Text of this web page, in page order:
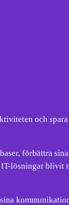
och
förbättra sina
IT-lösningar blivit